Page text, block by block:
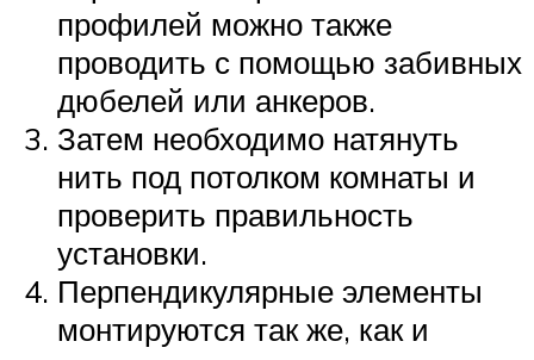
профилей можно также
проводить с помощью забивных
дюбелей или анкеров.
Затем необходимо натянуть
нить под потолком комнаты и
проверить правильность
установки.
Перпендикулярные элементы
монтируются так же, как и